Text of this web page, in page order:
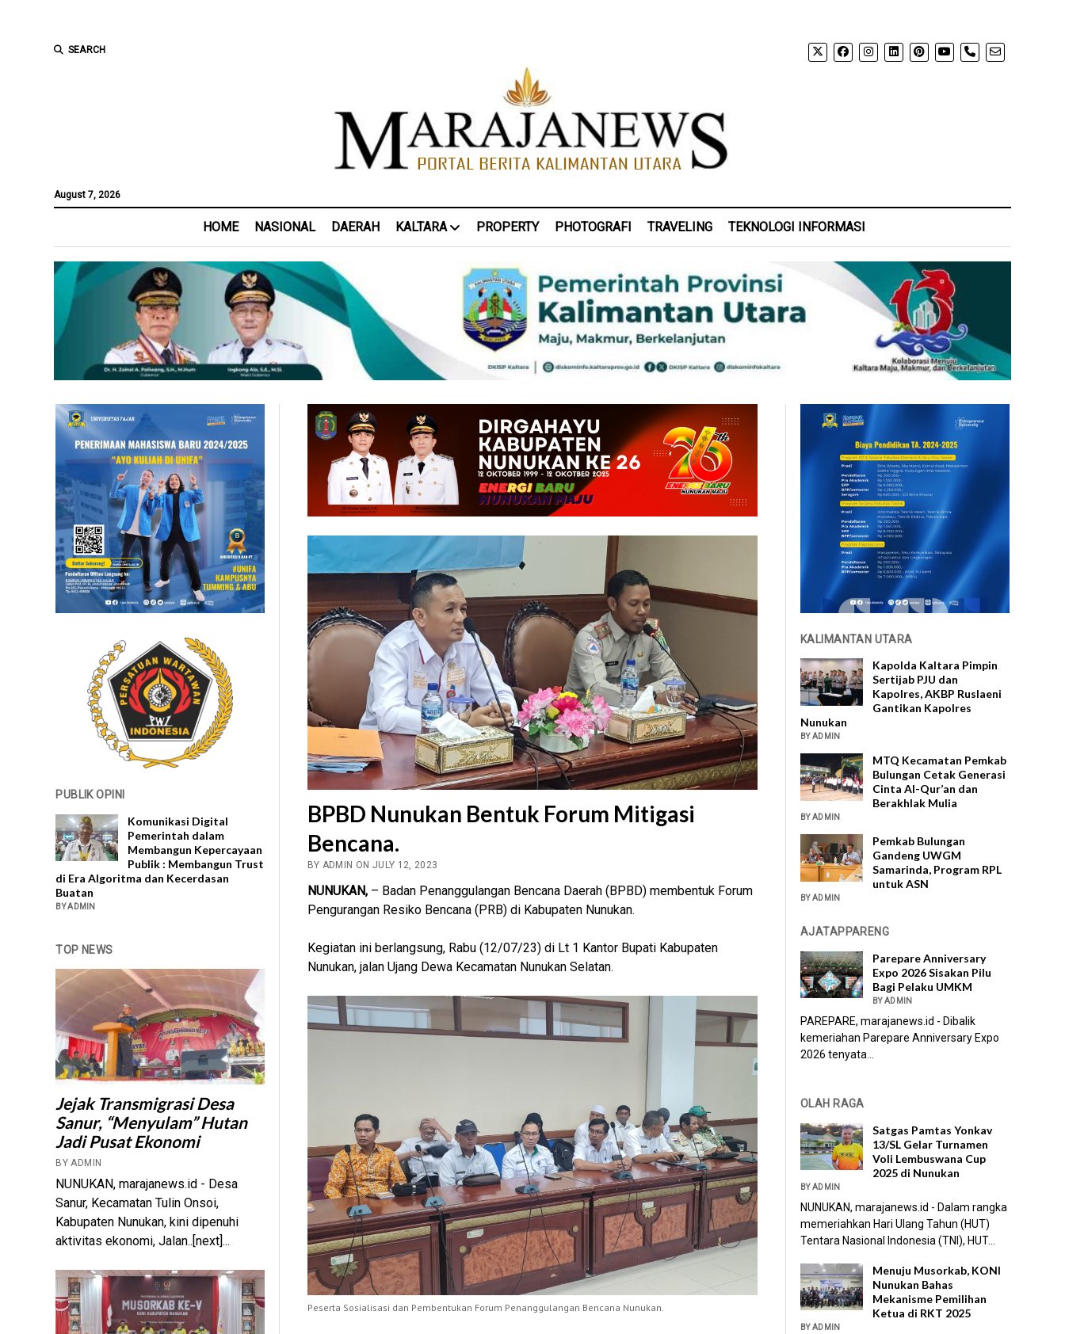
SEARCH phone
August 7, 2026
HOME NASIONAL DAERAH KALTARA PROPERTY PHOTOGRAFI TRAVELING TEKNOLOGI INFORMASI
PUBLIK OPINI
Komunikasi Digital
Pemerintah dalam
Membangun Kepercayaan
Publik : Membangun Trust
di Era Algoritma dan Kecerdasan
Buatan
BY ADMIN
TOP NEWS
Jejak Transmigrasi Desa
Sanur, “Menyulam” Hutan
Jadi Pusat Ekonomi
BY ADMIN
NUNUKAN, marajanews.id - Desa
Sanur, Kecamatan Tulin Onsoi,
Kabupaten Nunukan, kini dipenuhi
aktivitas ekonomi, Jalan..[next]...
BPBD Nunukan Bentuk Forum Mitigasi
Bencana.
BY ADMIN ON JULY 12, 2023
NUNUKAN, – Badan Penanggulangan Bencana Daerah (BPBD) membentuk Forum
Pengurangan Resiko Bencana (PRB) di Kabupaten Nunukan.
Kegiatan ini berlangsung, Rabu (12/07/23) di Lt 1 Kantor Bupati Kabupaten
Nunukan, jalan Ujang Dewa Kecamatan Nunukan Selatan.
Peserta Sosialisasi dan Pembentukan Forum Penanggulangan Bencana Nunukan.
KALIMANTAN UTARA
Kapolda Kaltara Pimpin
Sertijab PJU dan
Kapolres, AKBP Ruslaeni
Gantikan Kapolres
Nunukan
BY ADMIN
MTQ Kecamatan Pemkab
Bulungan Cetak Generasi
Cinta Al-Qur’an dan
Berakhlak Mulia
BY ADMIN
Pemkab Bulungan
Gandeng UWGM
Samarinda, Program RPL
untuk ASN
BY ADMIN
AJATAPPARENG
Parepare Anniversary
Expo 2026 Sisakan Pilu
Bagi Pelaku UMKM
BY ADMIN
PAREPARE, marajanews.id - Dibalik
kemeriahan Parepare Anniversary Expo
2026 tenyata...
OLAH RAGA
Satgas Pamtas Yonkav
13/SL Gelar Turnamen
Voli Lembuswana Cup
2025 di Nunukan
BY ADMIN
NUNUKAN, marajanews.id - Dalam rangka
memeriahkan Hari Ulang Tahun (HUT)
Tentara Nasional Indonesia (TNI), HUT...
Menuju Musorkab, KONI
Nunukan Bahas
Mekanisme Pemilihan
Ketua di RKT 2025
BY ADMIN